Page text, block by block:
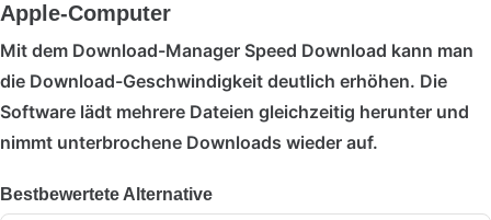
Apple-Computer
Mit dem Download-Manager Speed Download kann man
die Download-Geschwindigkeit deutlich erhöhen. Die
Software lädt mehrere Dateien gleichzeitig herunter und
nimmt unterbrochene Downloads wieder auf.
Bestbewertete Alternative